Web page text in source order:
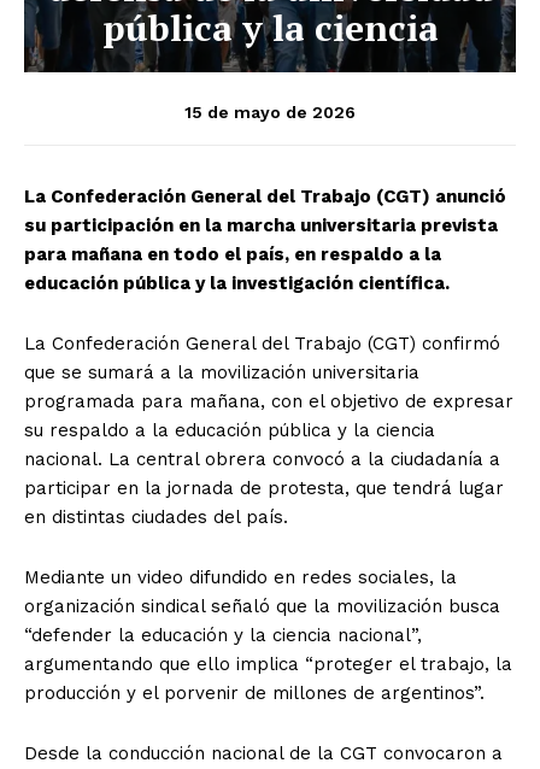
pública y la ciencia
15 de mayo de 2026
La Confederación General del Trabajo (CGT) anunció
su participación en la marcha universitaria prevista
para mañana en todo el país, en respaldo a la
educación pública y la investigación científica.
La Confederación General del Trabajo (CGT) confirmó
que se sumará a la movilización universitaria
programada para mañana, con el objetivo de expresar
su respaldo a la educación pública y la ciencia
nacional. La central obrera convocó a la ciudadanía a
participar en la jornada de protesta, que tendrá lugar
en distintas ciudades del país.
Mediante un video difundido en redes sociales, la
organización sindical señaló que la movilización busca
“defender la educación y la ciencia nacional”,
argumentando que ello implica “proteger el trabajo, la
producción y el porvenir de millones de argentinos”.
Desde la conducción nacional de la CGT convocaron a